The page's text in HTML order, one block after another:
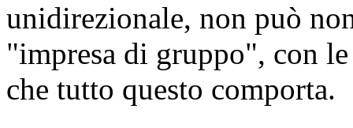
unidirezionale, non può
"impresa di gruppo", con
che tutto questo comporta.